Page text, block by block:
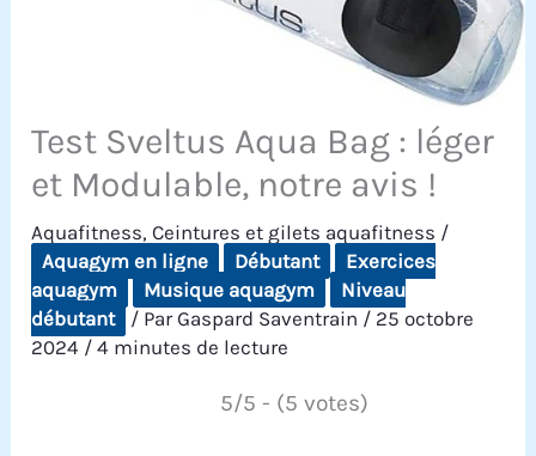
Test Sveltus Aqua Bag : léger
et Modulable, notre avis !
Aquafitness,Ceintures et gilets aquafitness /
Aquagym en ligne
Débutant
Exercices
aquagym
Musique aquagym
Niveau
débutant
/ ParGaspard Saventrain / 25 octobre
2024 /4 minutes de lecture
5/5 - (5 votes)